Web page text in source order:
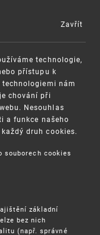
MENU
technologie,
přístupu k
nám
chování při
Nesouhlas
a funkce našeho
druh cookies.
souborech cookies
základní
bez nich
(např. správné
Zavřít